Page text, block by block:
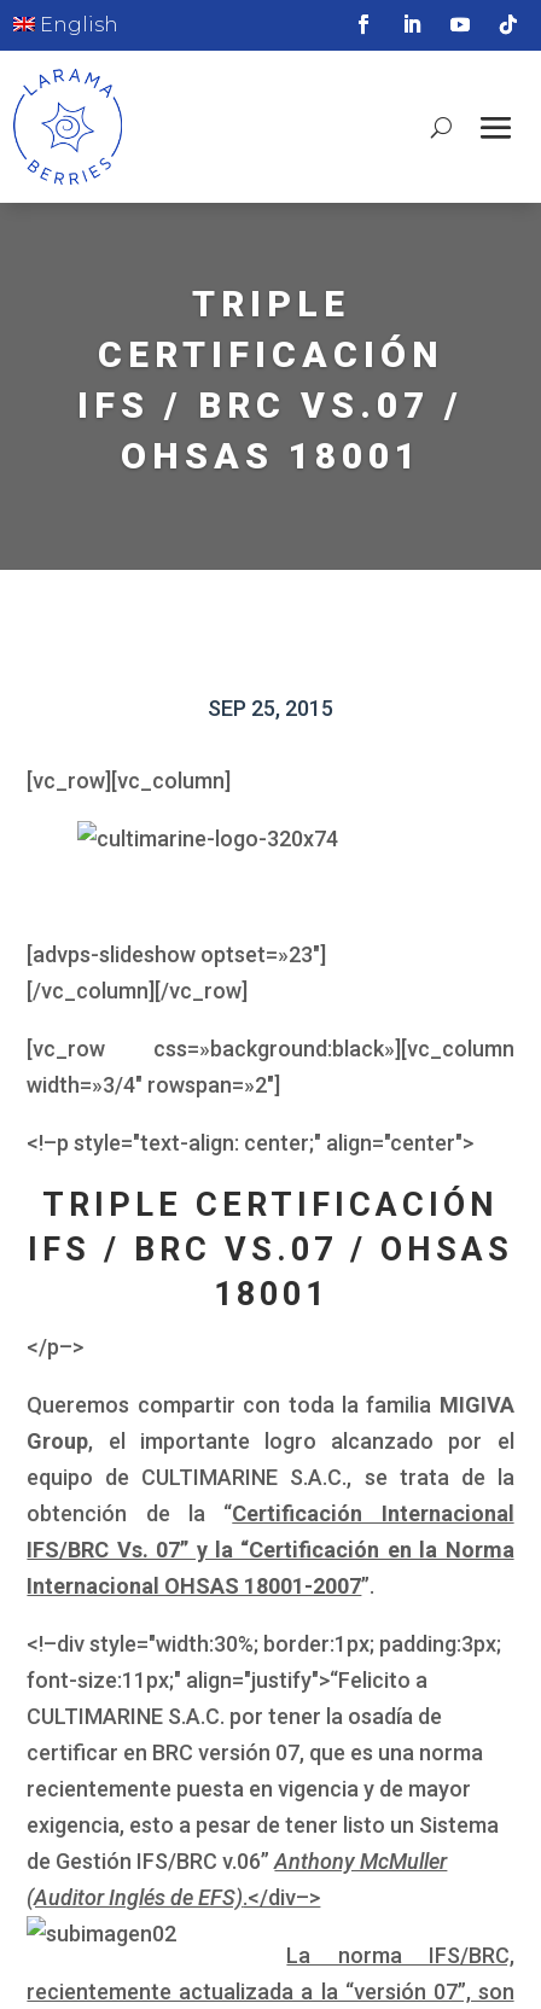
English
TRIPLE
CERTIFICACIÓN
IFS / BRC VS.07 /
OHSAS 18001
SEP 25, 2015
[vc_row][vc_column]
[advps-slideshow optset=»23″]
[/vc_column][/vc_row]
[vc_row css=»background:black»][vc_column
width=»3/4″ rowspan=»2″]
<!–p style="text-align: center;" align="center">
TRIPLE CERTIFICACIÓN
IFS / BRC VS.07 / OHSAS
18001
</p–>
Queremos compartir con toda la familia MIGIVA
Group, el importante logro alcanzado por el
equipo de CULTIMARINE S.A.C., se trata de la
obtención de la “Certificación Internacional
IFS/BRC Vs. 07” y la “Certificación en la Norma
Internacional OHSAS 18001-2007”.
<!–div style="width:30%; border:1px; padding:3px;
font-size:11px;" align="justify">“Felicito a
CULTIMARINE S.A.C. por tener la osadía de
certificar en BRC versión 07, que es una norma
recientemente puesta en vigencia y de mayor
exigencia, esto a pesar de tener listo un Sistema
de Gestión IFS/BRC v.06”Anthony McMuller
(Auditor Inglés de EFS).</div–>
La norma IFS/BRC,
recientemente actualizada a la “versión 07”, son